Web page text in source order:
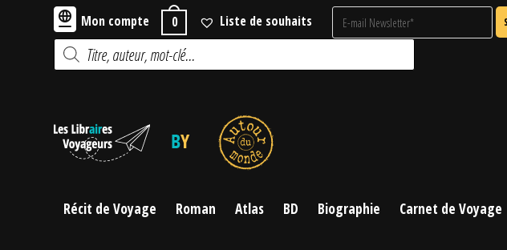
Mon compte 0 Liste de souhaits
Recherche
de
produits
Récit de Voyage Roman Atlas BD Biographie Carnet de Voyage